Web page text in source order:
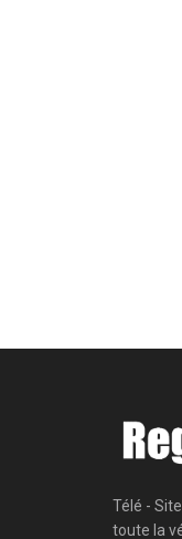
Télé -
toute la